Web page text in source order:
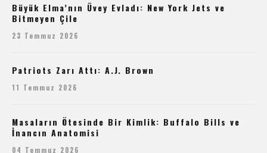
Büyük Elma’nın Üvey Evladı: New York Jets ve
Bitmeyen Çile
23 Temmuz 2026
Patriots Zarı Attı: A.J. Brown
11 Temmuz 2026
Masaların Ötesinde Bir Kimlik: Buffalo Bills ve
İnancın Anatomisi
04 Temmuz 2026